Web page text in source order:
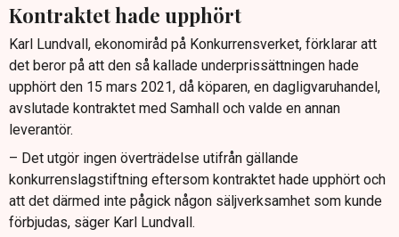
Kontraktet hade upphört
Karl Lundvall, ekonomiråd på Konkurrensverket, förklarar att
det beror på att den så kallade underprissättningen hade
upphört den 15 mars 2021, då köparen, en dagligvaruhandel,
avslutade kontraktet med Samhall och valde en annan
leverantör.
– Det utgör ingen överträdelse utifrån gällande
konkurrenslagstiftning eftersom kontraktet hade upphört och
att det därmed inte pågick någon säljverksamhet som kunde
förbjudas, säger Karl Lundvall.